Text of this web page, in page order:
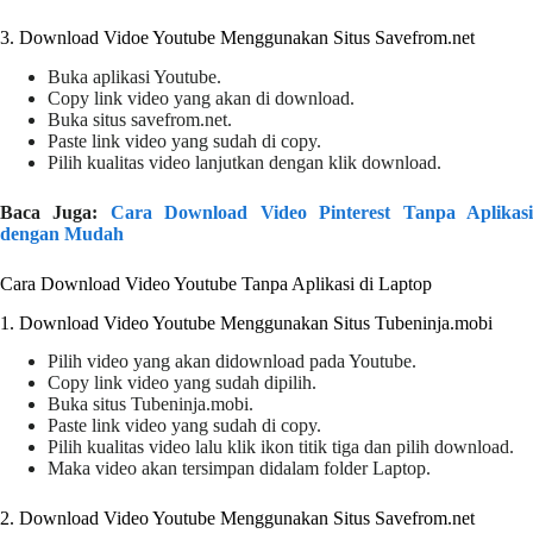
3. Download Vidoe Youtube Menggunakan Situs Savefrom.net
Buka aplikasi Youtube.
Copy link video yang akan di download.
Buka situs savefrom.net.
Paste link video yang sudah di copy.
Pilih kualitas video lanjutkan dengan klik download.
Baca Juga:
Cara Download Video Pinterest Tanpa Aplikasi
dengan Mudah
Cara Download Video Youtube Tanpa Aplikasi di Laptop
1. Download Video Youtube Menggunakan Situs Tubeninja.mobi
Pilih video yang akan didownload pada Youtube.
Copy link video yang sudah dipilih.
Buka situs Tubeninja.mobi.
Paste link video yang sudah di copy.
Pilih kualitas video lalu klik ikon titik tiga dan pilih download.
Maka video akan tersimpan didalam folder Laptop.
2. Download Video Youtube Menggunakan Situs Savefrom.net